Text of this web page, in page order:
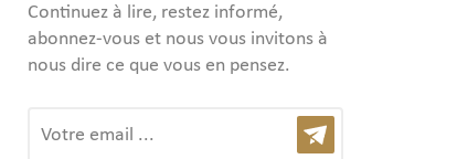
Continuez à lire, restez informé,
abonnez-vous et nous vous invitons à
nous dire ce que vous en pensez.